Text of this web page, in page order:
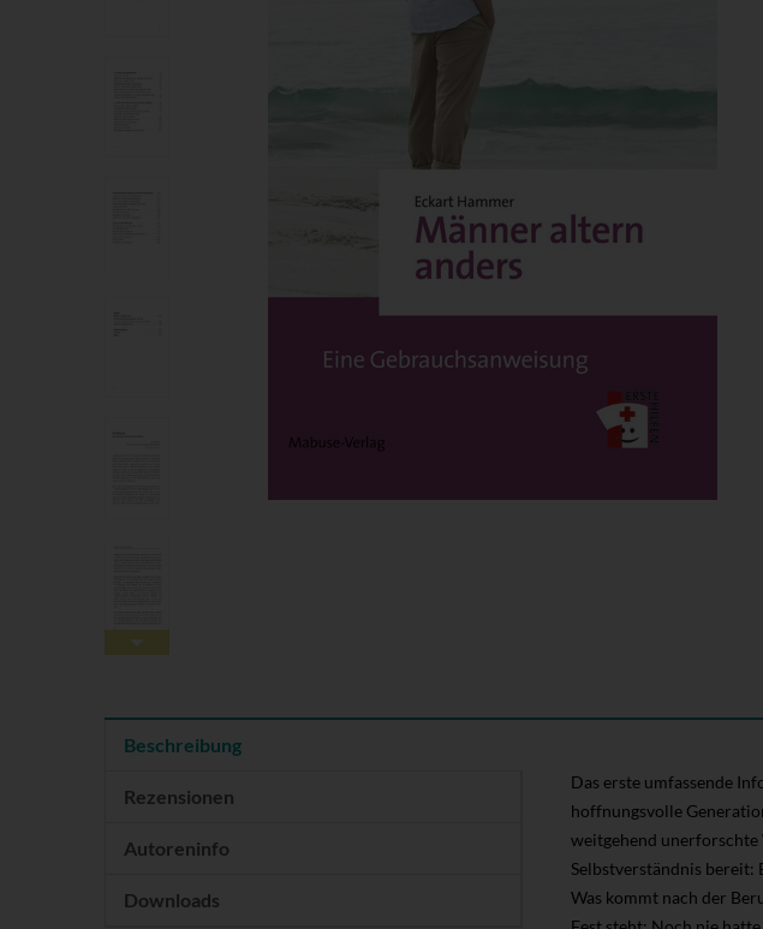
Beschreibung
Rezensionen
Autoreninfo
Downloads
Das erste umfassende
hoffnungsvolle
weitgehend unerforschte
Selbstverständnis bereit:
Was kommt nach der